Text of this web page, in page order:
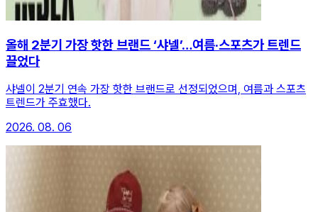
올해 2분기 가장 핫한 브랜드 ‘샤넬’…여름·스포츠가 트렌드
끌었다
샤넬이 2분기 연속 가장 핫한 브랜드로 선정되었으며, 여름과 스포츠
트렌드가 주효했다.
2026. 08. 06